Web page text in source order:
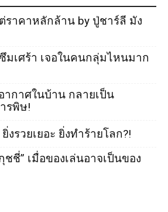
าคาหลักล้าน by ปู่ชาร์ลี มัง
มเศร้า เจอในคนกลุ่มไหนมาก
ากาศในบ้าน กลายเป็น
รพิษ!
งรวยเยอะ ยิ่งทำร้ายโลก?!
ชชี่” เมื่อของเล่นอาจเป็นของ